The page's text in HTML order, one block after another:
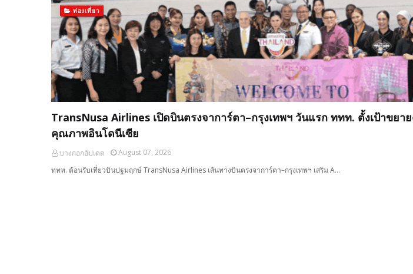
ท่องเที่ยว
TransNusa Airlines เปิดบินตรงจาการ์ตา–กรุงเทพฯ วันแรก ททท. ตั้งเป้าขยา
คุณภาพอินโดนีเซีย
บางกอกอัปเดต
August 07, 2026
ททท. ต้อนรับเที่ยวบินปฐมฤกษ์ TransNusa Airlines เส้นทางบินตรงจาการ์ตา–กรุงเทพฯ เสริม A…